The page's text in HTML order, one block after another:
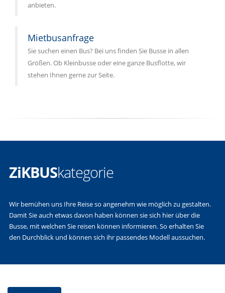
anbieten.
Mietbusanfrage
Sie suchen einen Bus? Bei uns finden Sie Busse in allen
Größen. Ob Kleinbusse oder eine ganze Busflotte, wir
stehen Ihnen gerne zur Seite.
ZiKBUSkategorie
Wir bemühen uns Ihre Reise so angenehm wie möglich zu gestalten.
Damit Sie auch etwas davon haben können sie sich hier über die
Busse, mit welchen Sie reisen können informieren. So erhalten Sie
den Durchblick und können sich ihr passendes Modell aussuchen.